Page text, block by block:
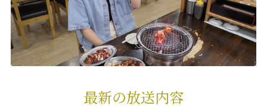
最新の放送内容